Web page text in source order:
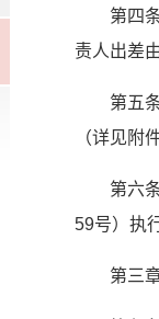
第四
责人出差
第五
（详见附
第六
59号）执
第三